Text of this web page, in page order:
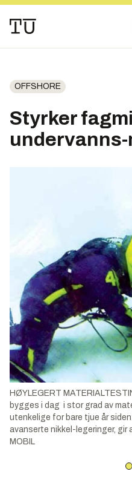
OFFSHORE
Styrker
HØYLEGERT
bygges i dag i stor grad av
utenkelige for bare tjue år
avanserte nikkel-legeringer, gir
MOBIL